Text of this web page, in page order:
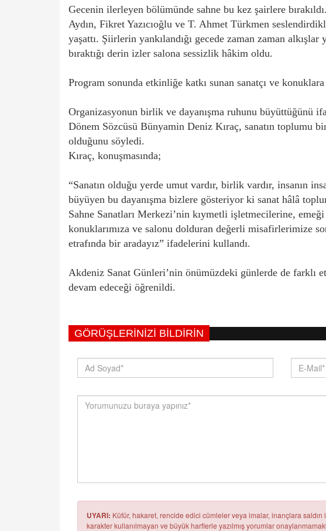
Gecenin ilerleyen bölümünde sahne bu kez şairlere
Aydın, Fikret Yazıcıoğlu ve T. Ahmet Türkmen
yaşattı. Şiirlerin yankılandığı gecede zaman zaman
bıraktığı derin izler salona sessizlik hâkim oldu.
Program sonunda etkinliğe katkı sunan sanatçı ve
Organizasyonun birlik ve dayanışma ruhunu büyüttüğünü
Dönem Sözcüsü Bünyamin Deniz Kıraç, sanatın toplumu
olduğunu söyledi.
Kıraç, konuşmasında;
“Sanatın olduğu yerde umut vardır, birlik vardır, insanın
büyüyen bu dayanışma bizlere gösteriyor ki sanat hâlâ
Sahne Sanatları Merkezi’nin kıymetli işletmecilerine, emeği
konuklarımıza ve salonu dolduran değerli misafirlerimize
etrafında bir aradayız” ifadelerini kullandı.
Akdeniz Sanat Günleri’nin önümüzdeki günlerde de farklı
devam edeceği öğrenildi.
GÖRÜŞLERINIZI BILDIRIN
UYARI: Küfür, hakaret, rencide edici cümleler veya imalar, inançlara saldırı
karakter kullanılmayan ve büyük harflerle yazılmış yorumlar